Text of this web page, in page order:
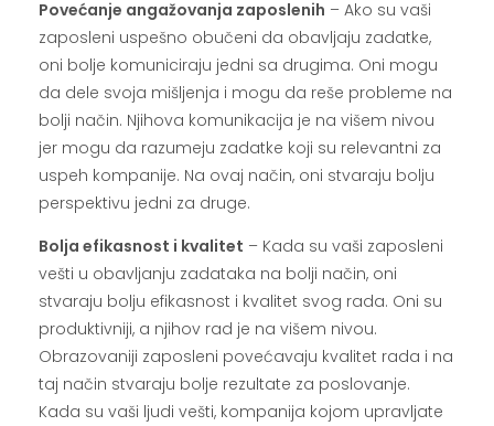
Povećanje angažovanja zaposlenih – Ako su vaši
zaposleni uspešno obučeni da obavljaju zadatke,
oni bolje komuniciraju jedni sa drugima. Oni mogu
da dele svoja mišljenja i mogu da reše probleme na
bolji način. Njihova komunikacija je na višem nivou
jer mogu da razumeju zadatke koji su relevantni za
uspeh kompanije. Na ovaj način, oni stvaraju bolju
perspektivu jedni za druge.
Bolja efikasnost i kvalitet – Kada su vaši zaposleni
vešti u obavljanju zadataka na bolji način, oni
stvaraju bolju efikasnost i kvalitet svog rada. Oni su
produktivniji, a njihov rad je na višem nivou.
Obrazovaniji zaposleni povećavaju kvalitet rada i na
taj način stvaraju bolje rezultate za poslovanje.
Kada su vaši ljudi vešti, kompanija kojom upravljate